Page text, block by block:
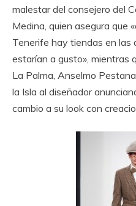
malestar del consejero del
Medina, quien asegura que
Tenerife hay tiendas en las
estarían a gusto», mientras
La Palma, Anselmo
la Isla al diseñador
cambio a su look con